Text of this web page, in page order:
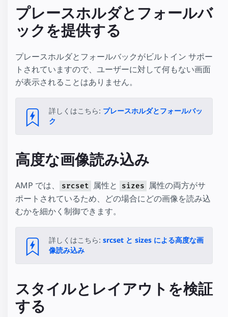
プレースホルダとフォールバ
ックを提供する
プレースホルダとフォールバックがビルトイン サポー
トされていますので、ユーザーに対して何もない画面
が表示されることはありません。
詳しくはこちら: プレースホルダとフォールバッ
ク
高度な画像読み込み
AMP では、 srcset 属性と sizes
属性の両方がサ
ポートされているため、どの場合にどの画像を読み込
むかを細かく制御できます。
詳しくはこちら: srcset と sizes による高度な画
像読み込み
スタイルとレイアウトを検証
する